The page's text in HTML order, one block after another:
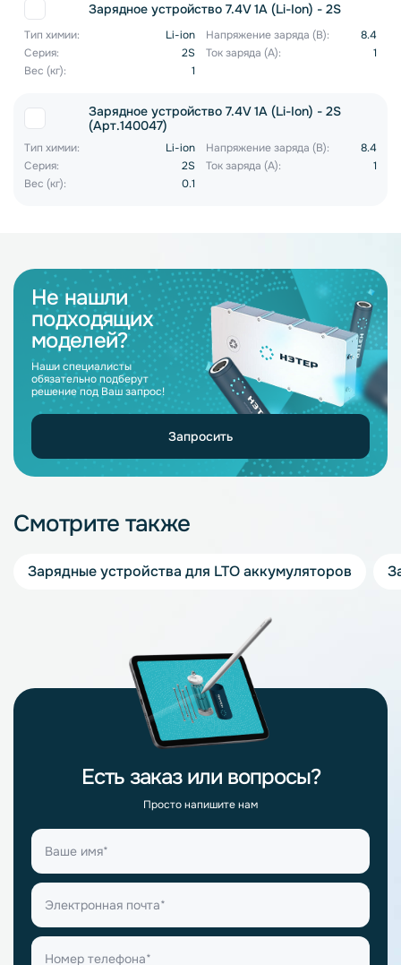
Зарядное устройство 7.4V 1A (Li-Ion) - 2S
Тип химии: Li-ion Напряжение заряда (В):
8.4
Серия:
2S Ток заряда (А):
1
Вес (кг):
1
Зарядное устройство 7.4V 1A (Li-Ion) - 2S
(Арт.140047)
Тип химии: Li-ion Напряжение заряда (В):
8.4
Серия:
2S Ток заряда (А):
1
Вес (кг):
0.1
Не нашли
подходящих
моделей?
Наши специалисты
обязательно подберут
решение под Ваш запрос!
Запросить
Смотрите также
Зарядные устройства для LTO аккумуляторов
Есть заказ или вопросы?
Просто напишите нам